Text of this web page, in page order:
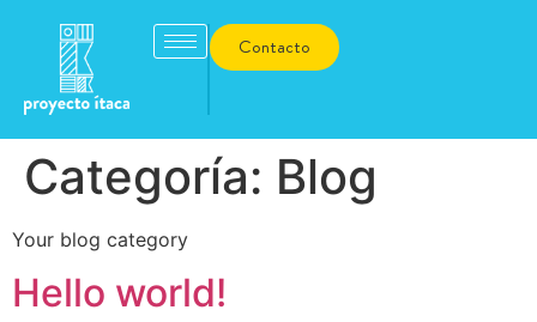
Contacto
Categoría: Blog
Your blog category
Hello world!